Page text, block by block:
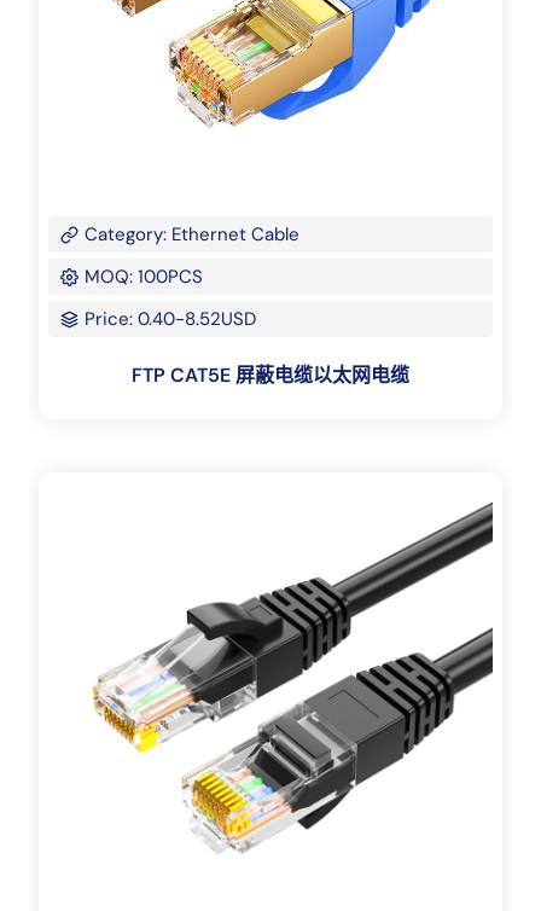
Category: Ethernet Cable
MOQ: 100PCS
Price: 0.40-8.52USD
FTP CAT5E 屏蔽电缆以太网电缆